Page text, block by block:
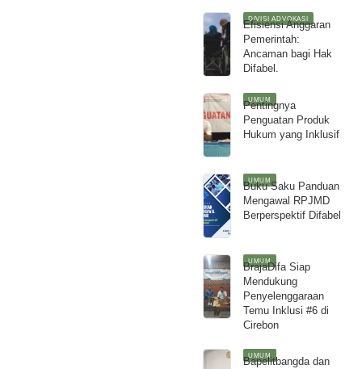
DIVISI ADVOKASI
Efisiensi Anggaran
Pemerintah:
Ancaman bagi Hak
Difabel.
UMUM
Pentingnya
Penguatan Produk
Hukum yang Inklusif
UMUM
Buku Saku Panduan
Mengawal RPJMD
Berperspektif Difabel
UMUM
BrajaDifa Siap
Mendukung
Penyelenggaraan
Temu Inklusi #6 di
Cirebon
UMUM
Bapelitbangda dan